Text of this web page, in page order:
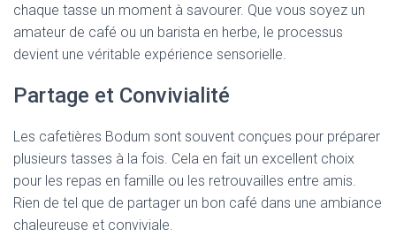
chaque tasse un moment à savourer. Que vous soyez un
amateur de café ou un barista en herbe, le processus
devient une véritable expérience sensorielle.
Partage et Convivialité
Les cafetières Bodum sont souvent conçues pour préparer
plusieurs tasses à la fois. Cela en fait un excellent choix
pour les repas en famille ou les retrouvailles entre amis.
Rien de tel que de partager un bon café dans une ambiance
chaleureuse et conviviale.